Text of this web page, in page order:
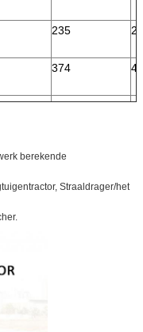
235
374
160
750
berekende
Straaldrager/het